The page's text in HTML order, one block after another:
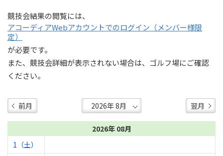
競技会結果の閲覧には、
アコーディアWebアカウントでのログイン（メンバー様限
定）
が必要です。
また、競技会詳細が表示されない場合は、ゴルフ場にご確認
ください。
前月 翌月
2026年 08月
1（土）